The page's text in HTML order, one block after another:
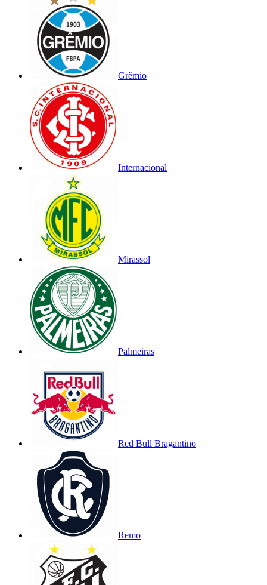
Grêmio
Internacional
Mirassol
Palmeiras
Red Bull Bragantino
Remo